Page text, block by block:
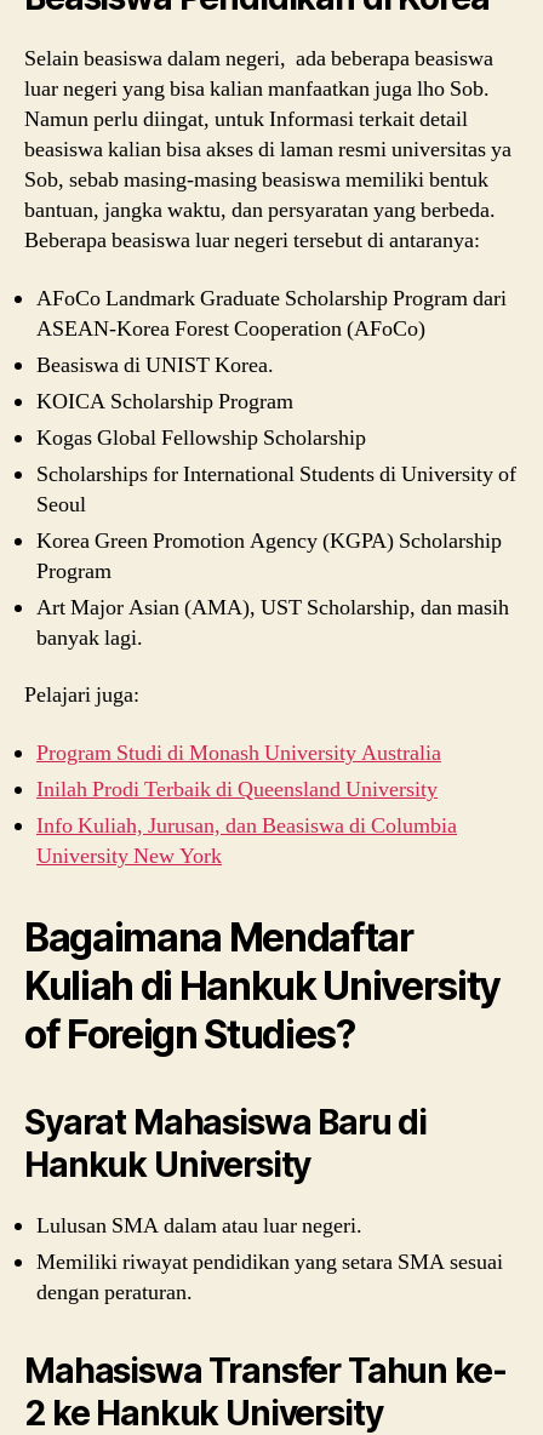
Selain beasiswa dalam negeri, ada beberapa beasiswa
luar negeri yang bisa kalian manfaatkan juga lho Sob.
Namun perlu diingat, untuk Informasi terkait detail
beasiswa kalian bisa akses di laman resmi universitas ya
Sob, sebab masing-masing beasiswa memiliki bentuk
bantuan, jangka waktu, dan persyaratan yang berbeda.
Beberapa beasiswa luar negeri tersebut di antaranya:
AFoCo Landmark Graduate Scholarship Program dari
ASEAN-Korea Forest Cooperation (AFoCo)
Beasiswa di UNIST Korea.
KOICA Scholarship Program
Kogas Global Fellowship Scholarship
Scholarships for International Students di University of
Seoul
Korea Green Promotion Agency (KGPA) Scholarship
Program
Art Major Asian (AMA), UST Scholarship, dan masih
banyak lagi.
Pelajari juga:
Program Studi di Monash University Australia
Inilah Prodi Terbaik di Queensland University
Info Kuliah, Jurusan, dan Beasiswa di Columbia
University New York
Bagaimana Mendaftar
Kuliah di Hankuk University
of Foreign Studies?
Syarat Mahasiswa Baru di
Hankuk University
Lulusan SMA dalam atau luar negeri.
Memiliki riwayat pendidikan yang setara SMA sesuai
dengan peraturan.
Mahasiswa Transfer Tahun ke-
2 ke Hankuk University